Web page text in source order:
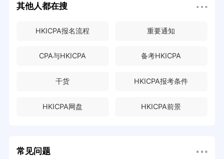
其他人都在搜
HKICPA报名流程 重要通知
CPA与HKICPA 备考HKICPA
干货 HKICPA报考条件
HKICPA网盘 HKICPA前景
常见问题